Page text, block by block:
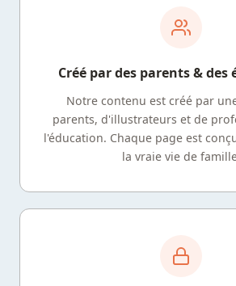
Créé par des parents & des
Notre contenu est créé par
parents, d'illustrateurs et de
l'éducation. Chaque page est
la vraie vie de